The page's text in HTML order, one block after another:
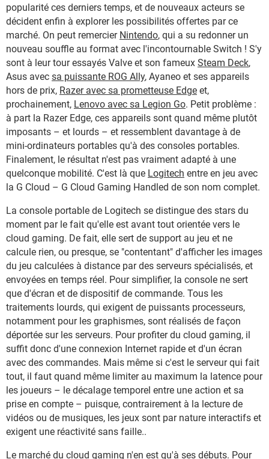
popularité ces derniers temps, et de nouveaux acteurs se
décident enfin à explorer les possibilités offertes par ce
marché. On peut remercier Nintendo, qui a su redonner un
nouveau souffle au format avec l'incontournable Switch ! S'y
sont à leur tour essayés Valve et son fameux Steam Deck,
Asus avec sa puissante ROG Ally, Ayaneo et ses appareils
hors de prix, Razer avec sa prometteuse Edge et,
prochainement, Lenovo avec sa Legion Go. Petit problème :
à part la Razer Edge, ces appareils sont quand même plutôt
imposants – et lourds – et ressemblent davantage à de
mini-ordinateurs portables qu'à des consoles portables.
Finalement, le résultat n'est pas vraiment adapté à une
quelconque mobilité. C'est là que Logitech entre en jeu avec
la G Cloud – G Cloud Gaming Handled de son nom complet.
La console portable de Logitech se distingue des stars du
moment par le fait qu'elle est avant tout orientée vers le
cloud gaming. De fait, elle sert de support au jeu et ne
calcule rien, ou presque, se "contentant" d'afficher les images
du jeu calculées à distance par des serveurs spécialisés, et
envoyées en temps réel. Pour simplifier, la console ne sert
que d'écran et de dispositif de commande. Tous les
traitements lourds, qui exigent de puissants processeurs,
notamment pour les graphismes, sont réalisés de façon
déportée sur les serveurs. Pour profiter du cloud gaming, il
suffit donc d'une connexion Internet rapide et d'un écran
avec des commandes. Mais même si c'est le serveur qui fait
tout, il faut quand même limiter au maximum la latence pour
les joueurs – le décalage temporel entre une action et sa
prise en compte – puisque, contrairement à la lecture de
vidéos ou de musiques, les jeux sont par nature interactifs et
exigent une réactivité sans faille..
Le marché du cloud gaming n'en est qu'à ses débuts. Pour